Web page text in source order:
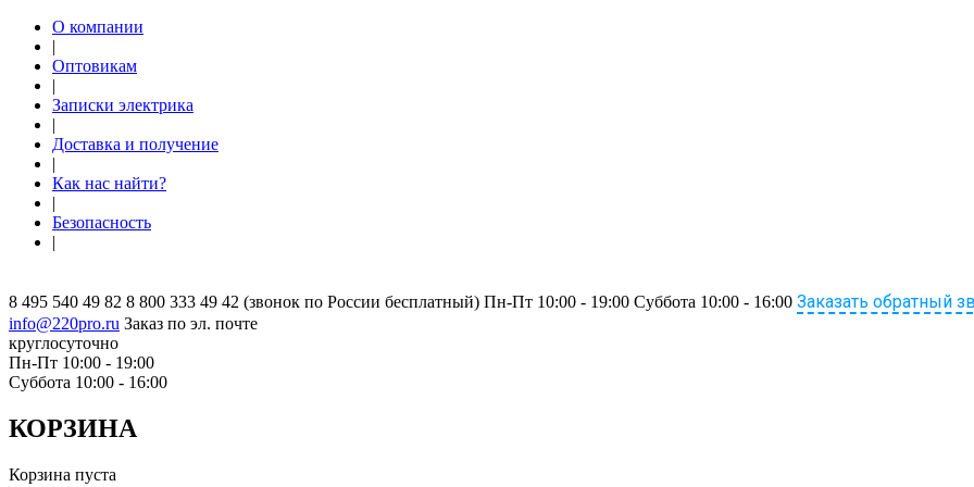
О компании
|
Оптовикам
|
Записки электрика
|
Доставка и получение
|
Как нас найти?
|
Безопасность
|
8 495 540 49 82 8 800 333 49 42 (звонок по России бесплатный) Пн-Пт 10:00 - 19:00 Суббота 10:00 - 16:00 Заказать обратный
info@220pro.ru Заказ по эл. почте
круглосуточно
Пн-Пт 10:00 - 19:00
Суббота 10:00 - 16:00
КОРЗИНА
Корзина пуста